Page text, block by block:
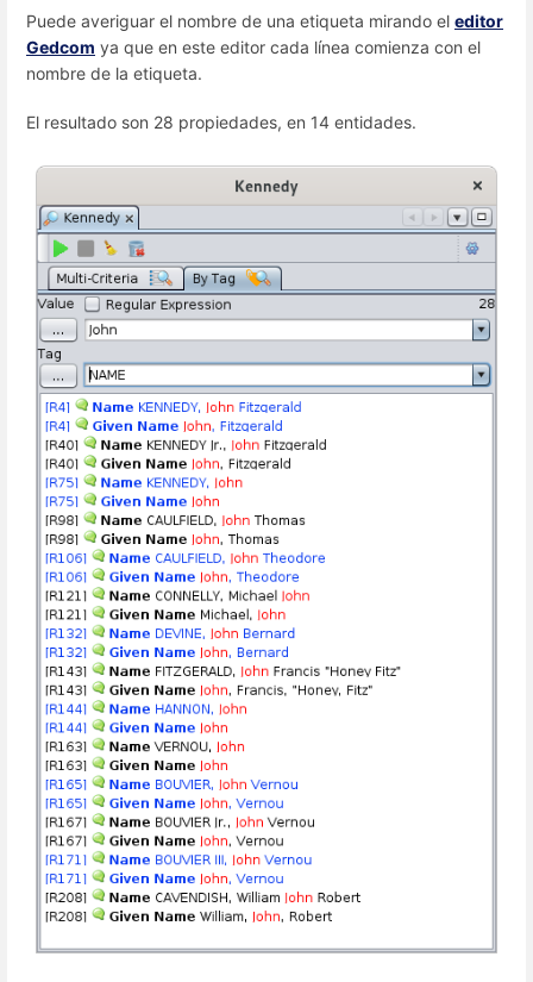
Puede averiguar el nombre de una etiqueta mirando el editor
Gedcom ya que en este editor cada línea comienza con el
nombre de la etiqueta.
El resultado son 28 propiedades, en 14 entidades.